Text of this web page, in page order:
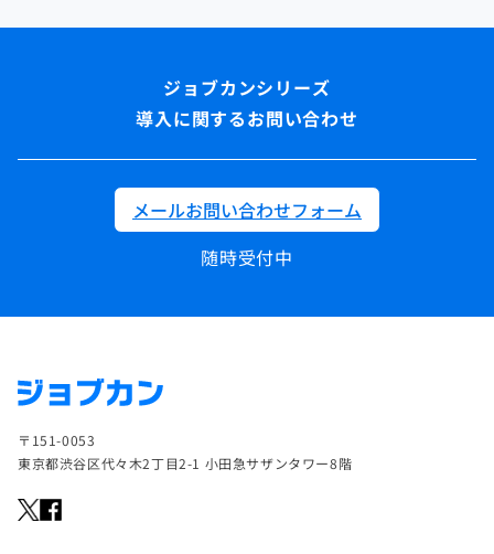
導入に関するお問い合わせ
メールお問い合わせフォーム
随時受付中
〒151-0053
東京都渋谷区代々木2丁目2-1 小田急サザンタワー8階